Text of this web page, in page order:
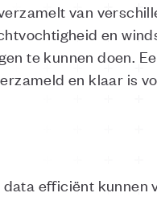
van
en
te kunnen doen.
en klaar is
efficiënt kunnen